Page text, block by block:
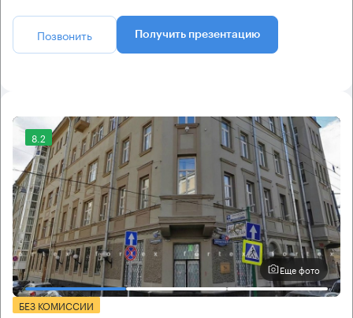
Позвонить Получить презентацию
8.2
Еще фото
БЕЗ КОМИССИИ